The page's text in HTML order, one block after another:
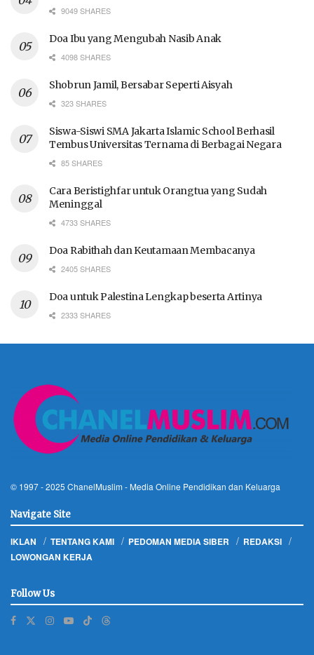
9049 SHARES
Doa Ibu yang Mengubah Nasib Anak
4098 SHARES
Shobrun Jamil, Bersabar Seperti Aisyah
323 SHARES
Siswa-Siswi SMA Jakarta Islamic School Berhasil
Tembus Universitas Ternama di Berbagai Negara
85 SHARES
Cara Beristighfar untuk Orangtua yang Sudah
Meninggal
4733 SHARES
Doa Rabithah dan Keutamaan Membacanya
2405 SHARES
Doa untuk Palestina Lengkap beserta Artinya
2333 SHARES
© 1997 - 2025 ChanelMuslim - Media Online Pendidikan dan Keluarga
Navigate Site
IKLAN TENTANG KAMI PEDOMAN MEDIA SIBER
REDAKSI
LOWONGAN KERJA
Follow Us